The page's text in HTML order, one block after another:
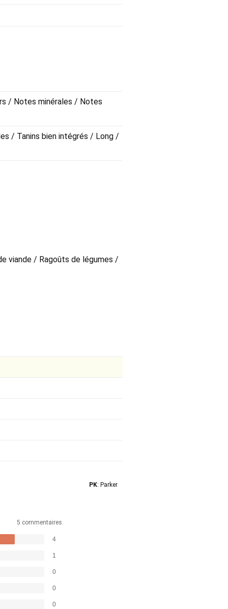
/ Notes minérales / Notes
/ Tanins bien intégrés / Long /
viande / Ragoûts de légumes /
PK: Parker
5 commentaires
4
1
0
0
0